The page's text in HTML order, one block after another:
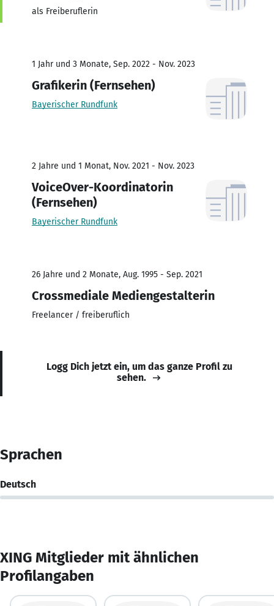
als Freiberuflerin
1 Jahr und 3 Monate, Sep. 2022 - Nov. 2023
Grafikerin (Fernsehen)
Bayerischer Rundfunk
2 Jahre und 1 Monat, Nov. 2021 - Nov. 2023
VoiceOver-Koordinatorin
(Fernsehen)
Bayerischer Rundfunk
26 Jahre und 2 Monate, Aug. 1995 - Sep. 2021
Crossmediale Mediengestalterin
Freelancer / freiberuflich
Logg Dich jetzt ein, um das ganze Profil zu
sehen.
Sprachen
Deutsch
XING Mitglieder mit ähnlichen
Profilangaben